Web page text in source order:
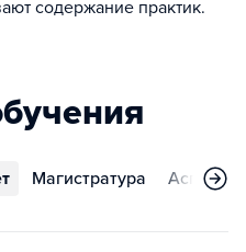
содержание практик.
Магистратура